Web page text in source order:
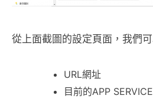
從上面截圖的設定頁面，我們
URL網址
目前的APP